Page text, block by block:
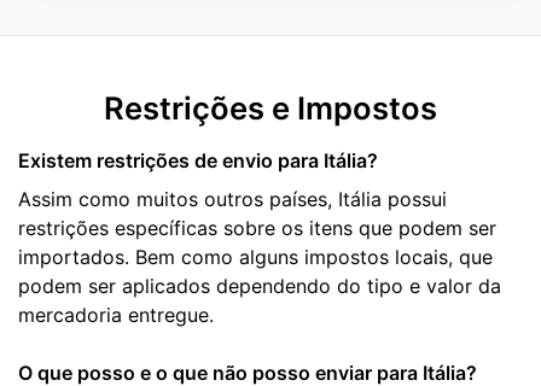
Restrições e Impostos
Existem restrições de envio para Itália?
Assim como muitos outros países, Itália possui
restrições específicas sobre os itens que podem ser
importados. Bem como alguns impostos locais, que
podem ser aplicados dependendo do tipo e valor da
mercadoria entregue.
O que posso e o que não posso enviar para Itália?